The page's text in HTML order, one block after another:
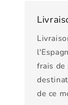
frais de
de ce